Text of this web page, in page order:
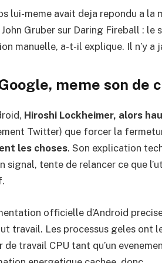
lui-meme avait deja repondu a la
Gruber sur Daring Fireball :
manuelle, a-t-il explique. Il n’y
meme son de
Hiroshi Lockheimer, alors
Twitter) que forcer la
les choses. Son explication
signal, tente de relancer ce que
officielle d’Android
travail. Les processus geles ont
travail CPU tant qu’un